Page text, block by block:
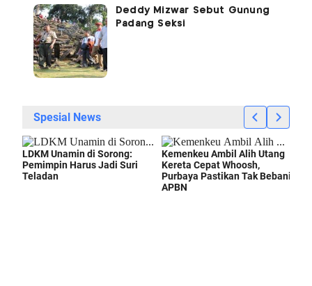
Deddy Mizwar Sebut Gunung
Padang Seksi